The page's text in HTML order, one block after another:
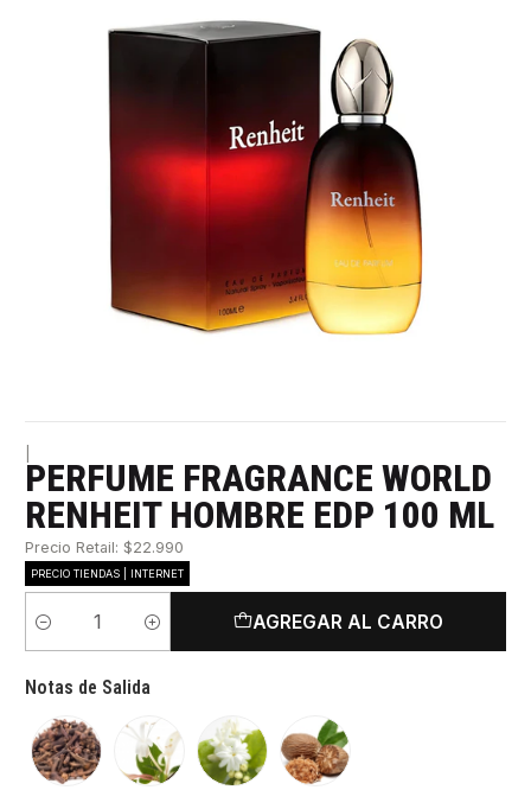
PERFUME FRAGRANCE WORLD
RENHEIT HOMBRE EDP 100 ML
Precio Retail: $22.990
PRECIO TIENDAS | INTERNET
Cantidad
AGREGAR AL CARRO
Notas de Salida